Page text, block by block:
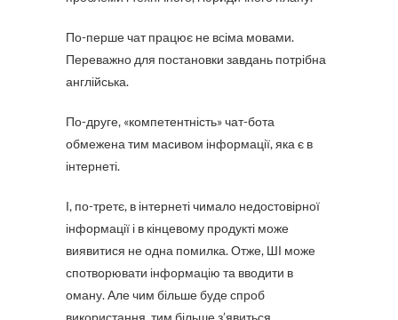
По-перше чат працює не всіма мовами.
Переважно для постановки завдань потрібна
англійська.
По-друге, «компетентність» чат-бота
обмежена тим масивом інформації, яка є в
інтернеті.
І, по-третє, в інтернеті чимало недостовірної
інформації і в кінцевому продукті може
виявитися не одна помилка. Отже, ШІ може
спотворювати інформацію та вводити в
оману. Але чим більше буде спроб
використання, тим більше з’явиться